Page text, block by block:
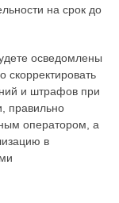
на срок до
осведомлены
и штрафов при
правильно
оператором, а
в